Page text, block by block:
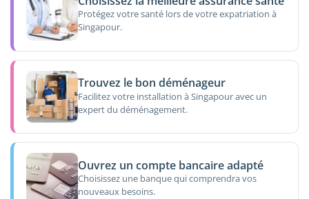
Protégez votre santé lors de votre expatriation à
Singapour.
Trouvez le bon déménageur
Facilitez votre installation à Singapour avec un
expert du déménagement.
Ouvrez un compte bancaire adapté
Choisissez une banque qui comprendra vos
nouveaux besoins.